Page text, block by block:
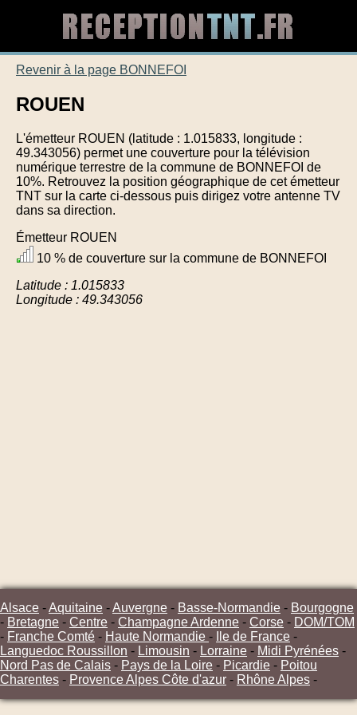
Revenir à la page BONNEFOI
ROUEN
L'émetteur ROUEN (latitude : 1.015833, longitude :
49.343056) permet une couverture pour la télévision
numérique terrestre de la commune de BONNEFOI de
10%. Retrouvez la position géographique de cet émetteur
TNT sur la carte ci-dessous puis dirigez votre antenne TV
dans sa direction.
Émetteur ROUEN
10 % de couverture sur la commune de BONNEFOI
Latitude : 1.015833
Longitude : 49.343056
Alsace -Aquitaine -Auvergne - Basse-Normandie - Bourgogne
- Bretagne - Centre - Champagne Ardenne - Corse - DOM/TOM
- Franche Comté - Haute Normandie - Ile de France -
Languedoc Roussillon - Limousin - Lorraine - Midi Pyrénées -
Nord Pas de Calais - Pays de la Loire - Picardie - Poitou
Charentes - Provence Alpes Côte d'azur - Rhône Alpes -